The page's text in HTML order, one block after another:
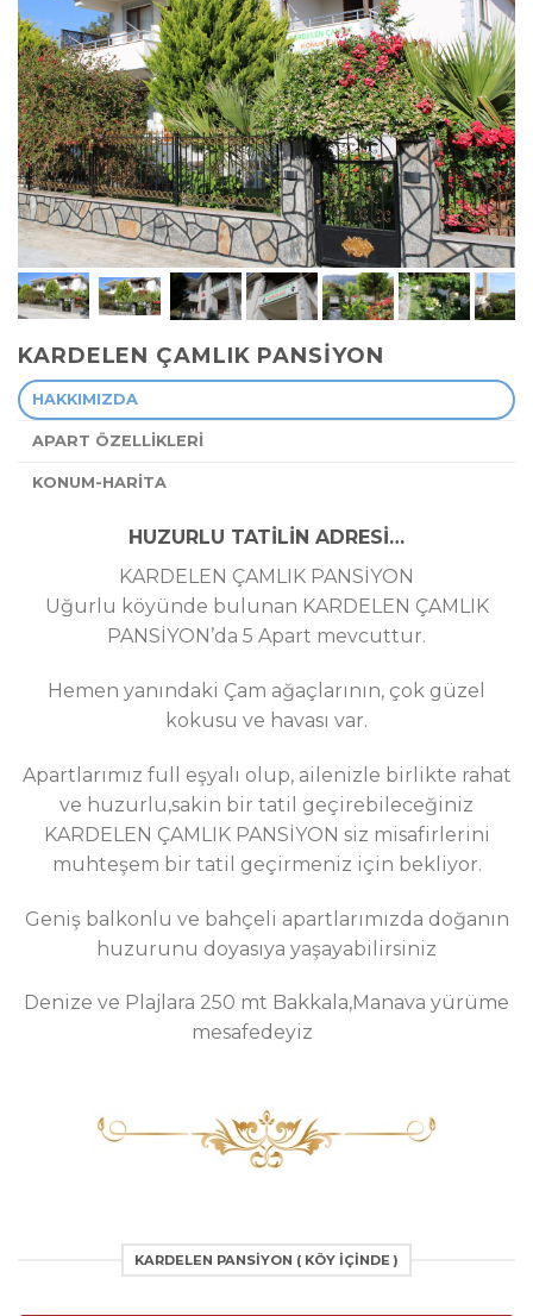
KARDELEN ÇAMLIK PANSİYON
HAKKIMIZDA
APART ÖZELLİKLERİ
KONUM-HARİTA
HUZURLU TATİLİN ADRESİ…
KARDELEN ÇAMLIK PANSİYON
Uğurlu köyünde bulunan KARDELEN ÇAMLIK
PANSİYON’da 5 Apart mevcuttur.
Hemen yanındaki Çam ağaçlarının, çok güzel
kokusu ve havası var.
Apartlarımız full eşyalı olup, ailenizle birlikte rahat
ve huzurlu,sakin bir tatil geçirebileceğiniz
KARDELEN ÇAMLIK PANSİYON siz misafirlerini
muhteşem bir tatil geçirmeniz için bekliyor.
Geniş balkonlu ve bahçeli apartlarımızda doğanın
huzurunu doyasıya yaşayabilirsiniz
Denize ve Plajlara 250 mt Bakkala,Manava yürüme
mesafedeyiz
KARDELEN PANSİYON ( KÖY IÇINDE )